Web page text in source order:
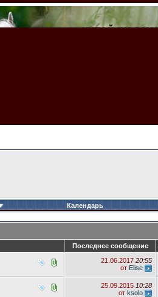
Календарь
Последнее сообщение
21.06.2017 20:55
от Elise
25.09.2015 10:28
от ksolo